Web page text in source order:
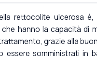
rettocolite ulcerosa
hanno la capacità di
grazie alla
essere somministrati in